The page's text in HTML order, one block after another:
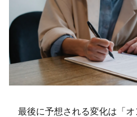
最後に予想される変化は「オ